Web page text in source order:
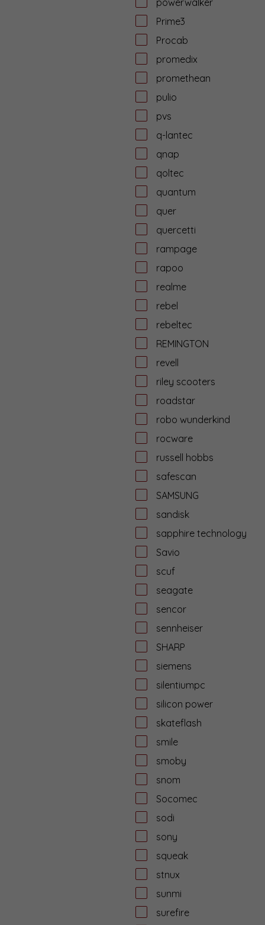
powerwalker
Prime3
Procab
promedix
promethean
pulio
pvs
q-lantec
qnap
qoltec
quantum
quer
quercetti
rampage
rapoo
realme
rebel
rebeltec
REMINGTON
revell
riley scooters
roadstar
robo wunderkind
rocware
russell hobbs
safescan
SAMSUNG
sandisk
sapphire technology
Savio
scuf
seagate
sencor
sennheiser
SHARP
siemens
silentiumpc
silicon power
skateflash
smile
smoby
snom
Socomec
sodi
sony
squeak
stnux
sunmi
surefire